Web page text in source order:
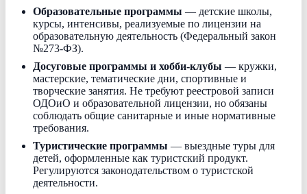
Образовательные программы — детские школы,
курсы, интенсивы, реализуемые по лицензии на
образовательную деятельность (Федеральный закон
№273-ФЗ).
Досуговые программы и хобби-клубы — кружки,
мастерские, тематические дни, спортивные и
творческие занятия. Не требуют реестровой записи
ОДОиО и образовательной лицензии, но обязаны
соблюдать общие санитарные и иные нормативные
требования.
Туристические программы — выездные туры для
детей, оформленные как туристский продукт.
Регулируются законодательством о туристской
деятельности.